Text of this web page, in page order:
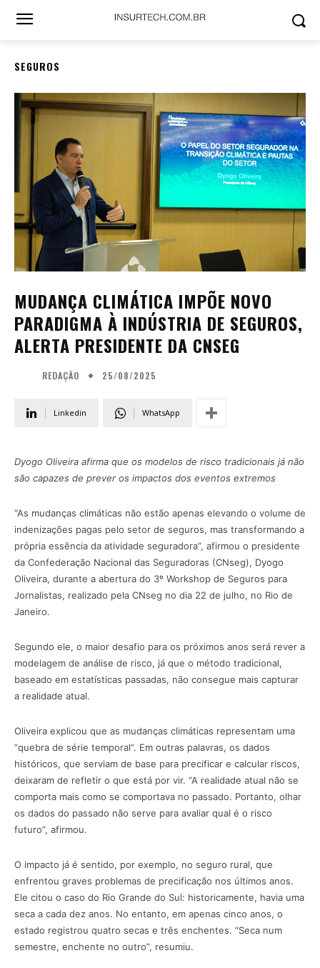
SEGUROS
MUDANÇA CLIMÁTICA IMPÕE NOVO
PARADIGMA À INDÚSTRIA DE SEGUROS,
ALERTA PRESIDENTE DA CNSEG
REDAÇÃO 25/08/2025
Linkedin WhatsApp
Dyogo Oliveira afirma que os modelos de risco tradicionais já não
são capazes de prever os impactos dos eventos extremos
“As mudanças climáticas não estão apenas elevando o volume de
indenizações pagas pelo setor de seguros, mas transformando a
própria essência da atividade seguradora”, afirmou o presidente
da Confederação Nacional das Seguradoras (CNseg), Dyogo
Oliveira, durante a abertura do 3º Workshop de Seguros para
Jornalistas, realizado pela CNseg no dia 22 de julho, no Rio de
Janeiro.
Segundo ele, o maior desafio para os próximos anos será rever a
modelagem de análise de risco, já que o método tradicional,
baseado em estatísticas passadas, não consegue mais capturar
a realidade atual.
Oliveira explicou que as mudanças climáticas representam uma
“quebra de série temporal”. Em outras palavras, os dados
históricos, que serviam de base para precificar e calcular riscos,
deixaram de refletir o que está por vir. “A realidade atual não se
comporta mais como se comportava no passado. Portanto, olhar
os dados do passado não serve para avaliar qual é o risco
futuro”, afirmou.
O impacto já é sentido, por exemplo, no seguro rural, que
enfrentou graves problemas de precificação nos últimos anos.
Ele citou o caso do Rio Grande do Sul: historicamente, havia uma
seca a cada dez anos. No entanto, em apenas cinco anos, o
estado registrou quatro secas e três enchentes. “Seca num
semestre, enchente no outro”, resumiu.